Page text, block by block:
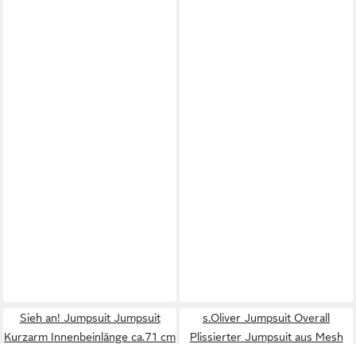
Sieh an! Jumpsuit Jumpsuit
Kurzarm Innenbeinlänge ca.71 cm
s.Oliver Jumpsuit Overall
Plissierter Jumpsuit aus Mesh